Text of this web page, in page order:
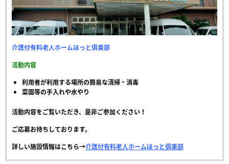
介護付有料老人ホームほっと俱楽部
活動内容
利用者が利用する場所の簡易な清掃・消毒
菜園等の手入れや水やり
活動内容をご覧いただき、是非ご参加ください！
ご応募お待ちしております。
詳しい施設情報はこちら→介護付有料老人ホームほっと俱楽部